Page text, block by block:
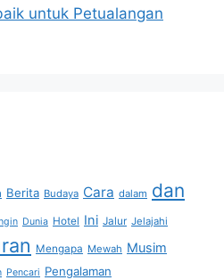
untuk Petualangan
Berita Budaya Cara dalam dan
Dunia Hotel Ini Jalur Jelajahi
Mengapa Mewah Musim
Pencari Pengalaman